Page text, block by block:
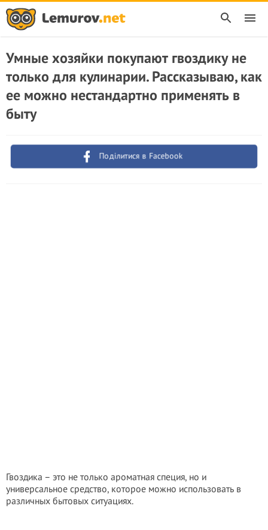
Умные хозяйки покупают гвоздику не
только для кулинарии. Рассказываю, как
ее можно нестандартно применять в
быту
Поділитися в Facebook
Гвоздика – это не только ароматная специя, но и
универсальное средство, которое можно использовать в
различных бытовых ситуациях.